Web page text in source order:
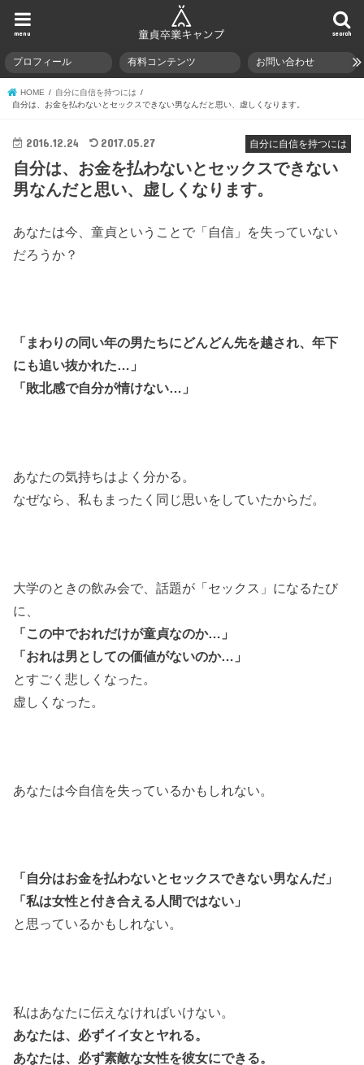
search
menu
プロフィール 有料コンテンツ お問い合わせ
HOME
自分に自信を持つには
自分は、お金を払わないとセックスできない男なんだと思い、虚しくなります。
自分に自信を持つには
2016.12.24 2017.05.27
自分は、お金を払わないとセックスできない
男なんだと思い、虚しくなります。
あなたは今、童貞ということで「自信」を失っていない
だろうか？
「まわりの同い年の男たちにどんどん先を越され、年下
にも追い抜かれた…」
「敗北感で自分が情けない…」
あなたの気持ちはよく分かる。
なぜなら、私もまったく同じ思いをしていたからだ。
大学のときの飲み会で、話題が「セックス」になるたび
に、
「この中でおれだけが童貞なのか…」
「おれは男としての価値がないのか…」
とすごく悲しくなった。
虚しくなった。
あなたは今自信を失っているかもしれない。
「自分はお金を払わないとセックスできない男なんだ」
「私は女性と付き合える人間ではない」
と思っているかもしれない。
私はあなたに伝えなければいけない。
あなたは、必ずイイ女とヤれる。
あなたは、必ず素敵な女性を彼女にできる。